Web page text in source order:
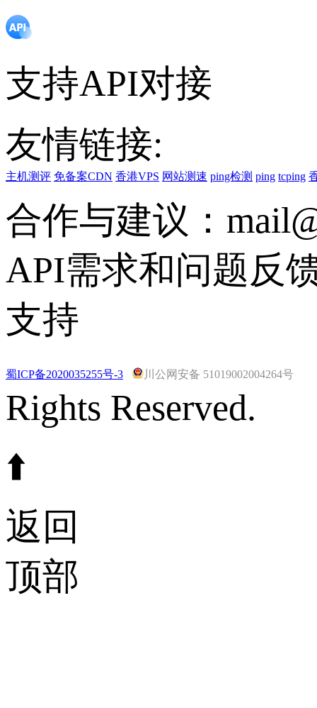
支持API对接
友情链接:
主机测评 免备案CDN 香港VPS 网站测速 ping检测 ping tcping
合作与建议：
API需求和问题反
支持
蜀ICP备2020035255号-3 川公网安备 51019002004264号
Rights Reserved.
⬆️
返回
顶部